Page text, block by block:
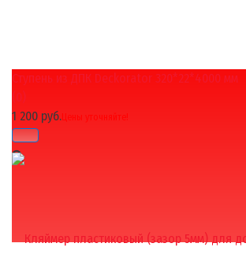
избранное сравнить
Ступень из ДПК Deckorator 320*22*4000 мм
(0)
1 200 руб.Цены уточняйте!